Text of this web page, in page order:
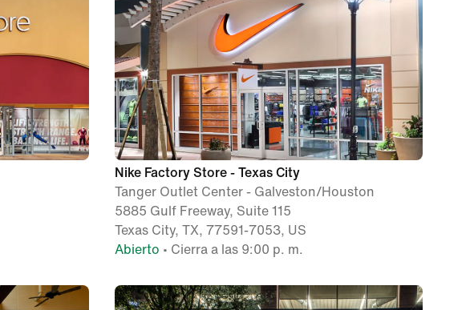
Nike Factory Store - Texas City
Tanger Outlet Center - Galveston/Houston
5885 Gulf Freeway, Suite 115
Texas City, TX, 77591-7053, US
Abierto • Cierra a las 9:00 p. m.